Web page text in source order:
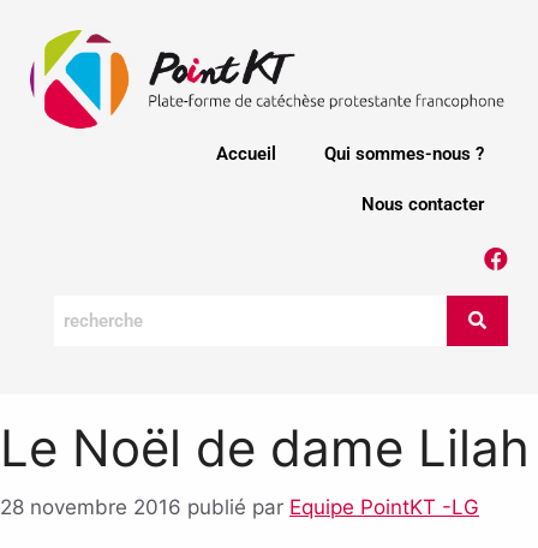
Accueil Qui sommes-nous ?
Nous contacter
Le Noël de dame Lilah
28 novembre 2016 publié par Equipe PointKT -LG